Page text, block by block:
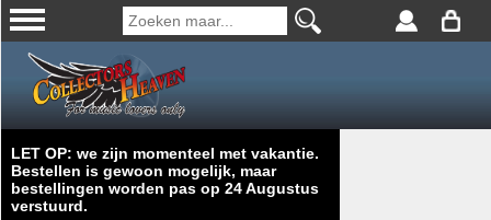
LET OP: we zijn momenteel met vakantie.
Bestellen is gewoon mogelijk, maar
bestellingen worden pas op 24 Augustus
verstuurd.